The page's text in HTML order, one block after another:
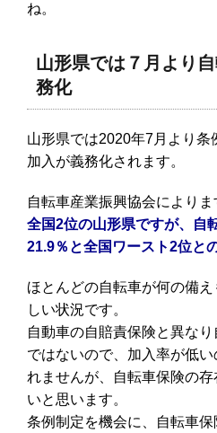
ね。
山形県では７月より
務化
山形県では2020年7月より条
加入が義務化されます。
自転車産業振興協会によりま
全国2位の山形県ですが、自
21.9％と全国ワースト2位と
ほとんどの自転車が何の備
しい状況です。
自動車の自賠責保険と異な
ではないので、加入率が低
れませんが、自転車保険の
いと思います。
条例制定を機会に、自転車